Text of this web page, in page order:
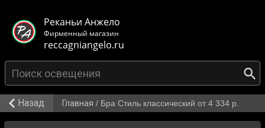
Реканьи Анжело
Фирменный магазин
reccagniangelo.ru
Назад Главная / Бра Стиль классический от 4 334 р.